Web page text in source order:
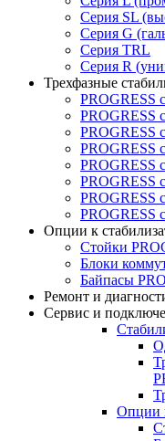
Серия SL
Серия G
Серия TRL
Серия R
Трехфазные
PROGRESS
PROGRESS
PROGRESS
PROGRESS
PROGRESS
PROGRESS
PROGRESS
PROGRESS
Опции к
Стойки
Блоки
Байпасы
Ремонт и
Сервис и
Опции